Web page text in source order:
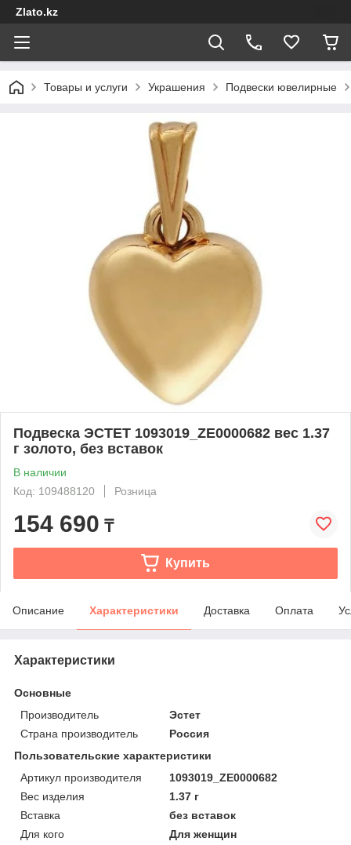
Zlato.kz
Товары и услуги Украшения Подвески ювелирные
Подвеска ЭСТЕТ 1093019_ZE0000682 вес 1.37
г золото, без вставок
В наличии
Код: 109488120
Розница
154 690 ₸
Купить
Описание Характеристики Доставка Оплата
Характеристики
Основные
Производитель
Эстет
Страна производитель
Россия
Пользовательские характеристики
Артикул производителя
1093019_ZE0000682
Вес изделия
1.37 г
Вставка
без вставок
Для кого
Для женщин